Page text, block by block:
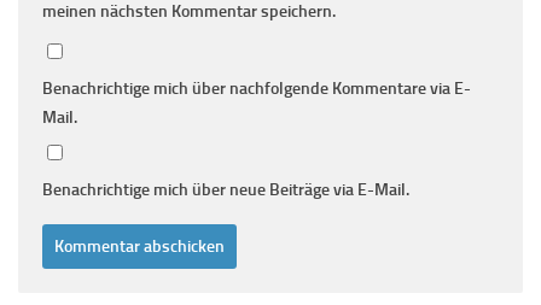
meinen nächsten Kommentar speichern.
Benachrichtige mich über nachfolgende Kommentare via E-
Mail.
Benachrichtige mich über neue Beiträge via E-Mail.